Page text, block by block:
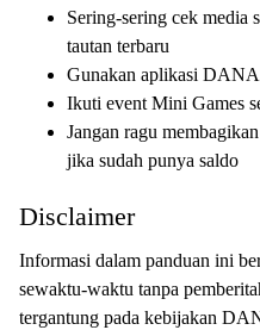
Sering-sering cek media
tautan terbaru
Gunakan aplikasi
Ikuti event Mini Games
Jangan ragu
jika sudah punya saldo
Disclaimer
Informasi dalam panduan ini
sewaktu-waktu tanpa
tergantung pada kebijakan